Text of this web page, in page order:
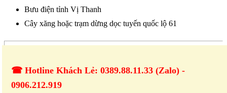
Bưu điện tỉnh Vị Thanh
Cây xăng hoặc trạm dừng dọc tuyến quốc lộ 61
☎ Hotline Khách Lẻ: 0389.88.11.33 (Zalo) -
0906.212.919